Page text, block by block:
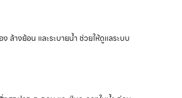
างย้อน และระบายน้ำ ช่วยให้ดูแลระบบ